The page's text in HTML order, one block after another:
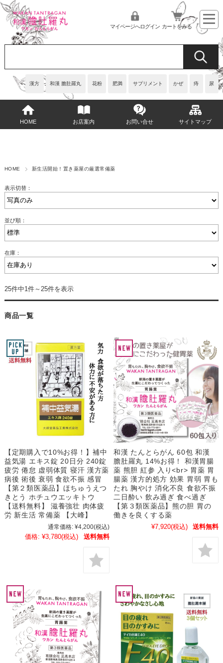
漢方 和漢 膽肚羅丸 花粉 肥満 サプリメント かぜ 痔 尿
マイページへログイン カートをみる
HOME お店案内 お問い合せ サイトマップ
HOME 新生活開始！置き薬屋の厳選常備薬
表示切替：
並び順：
在庫：
25件中1件～25件を表示
商品一覧
【定期購入で10%お得！】補中
益気湯 エキス錠 20日分 240錠
疲労 倦怠 虚弱体質 寝汗 漢方薬
病後 術後 衰弱 食欲不振 感冒
【第２類医薬品】ほちゅうえつ
きとう ホチュウエッキトウ
【送料無料】 滋養強壮 肉体疲
労 新生活 常備薬 【大峰】
通常価格: ¥4,200(税込)
価格: ¥3,780(税込) 送料無料
和漢 たんとらがん 60包 和漢
膽肚羅丸 14%お得！ 和漢胃腸
薬 熊胆 紅参 入り<br> 胃薬 胃
腸薬 漢方的処方 効果 胃弱 胃も
たれ 胸やけ 消化不良 食欲不振
二日酔い 飲み過ぎ 食べ過ぎ
【第３類医薬品】熊の胆 胃の
働きを良くする薬
¥7,920(税込) 送料無料